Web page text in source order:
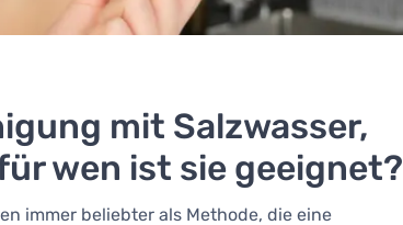
mit Salzwasser,
wen ist sie geeignet?
immer beliebter als Methode, die eine